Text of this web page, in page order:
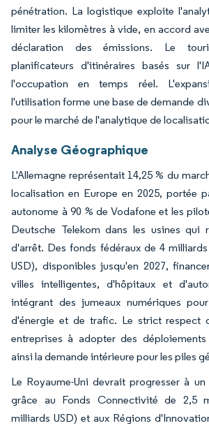
pénétration. La logistique exploite
limiter les kilomètres à vide, en accord
déclaration des émissions. Le
planificateurs d'itinéraires basés sur
l'occupation en temps réel.
l'utilisation forme une base de demande
pour le marché de l'analytique de
Analyse Géographique
L'Allemagne représentait 14,25 % du
localisation en Europe en 2025, portée
autonome à 90 % de Vodafone et les
Deutsche Telekom dans les usines qui
d'arrêt. Des fonds fédéraux de 4
USD), disponibles jusqu'en 2027,
villes intelligentes, d'hôpitaux et
intégrant des jumeaux numériques
d'énergie et de trafic. Le strict respect
entreprises à adopter des
ainsi la demande intérieure pour les piles
Le Royaume-Uni devrait progresser à
grâce au Fonds Connectivité de 2,5
milliards USD) et aux Régions